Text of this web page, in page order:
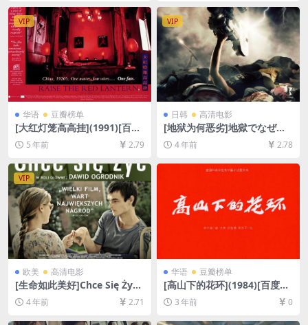
VIP
华语 豆瓣榜单
[大红灯笼高高挂](1991)[百度
网盘+夸克网盘+迅雷云盘资源
1080P超清未删减][MP4/7.9G
B][中文字幕]
5 年前 2.79
VIP
日韩 高清电影
[地狱为何恶劣]地獄でなぜ悪
い (2013)[百度网盘+迅雷云盘
资源1080P超清未删减][MP4/
8GB][日语中字]
4 年前 2.78
VIP
欧美 高清电影
[生命如此美好]Chce Się Żyć
(2013)[百度网盘+迅雷云盘资
源1080P超清未删减][MP4/6.
9GB][中文字幕]
4 年前 2.71
华语 豆瓣榜单
[高山下的花环](1984)[百度网
盘+夸克网盘1080P超清未删
减资源][网盘在线播放/下载]
[MP4/9.5GB][中文字幕]
3 年前 0